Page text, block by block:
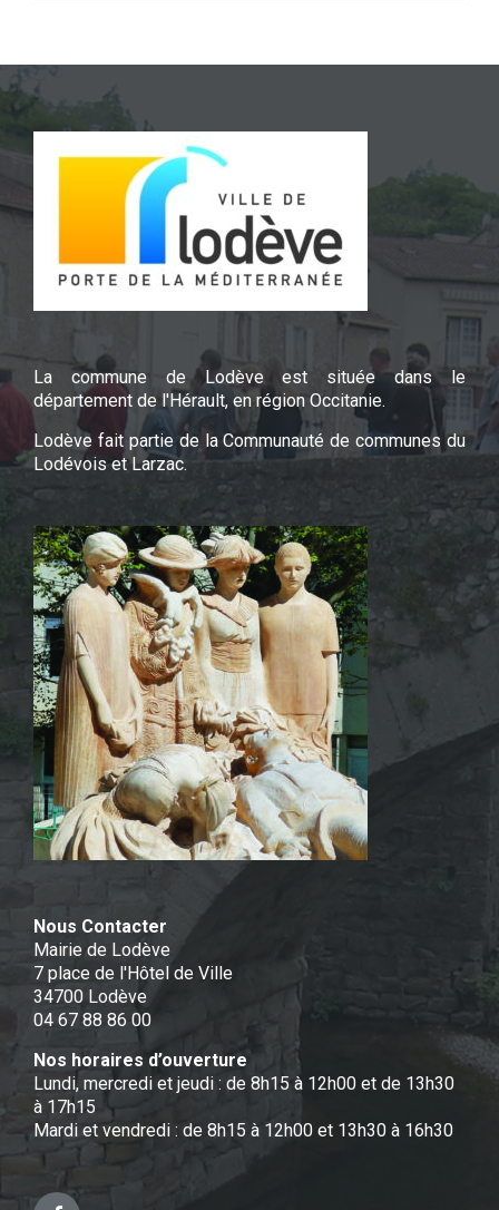
La commune de Lodève est située dans le
département de l'Hérault, en région Occitanie.
Lodève fait partie de la Communauté de communes du
Lodévois et Larzac.
Nous Contacter
Mairie de Lodève
7 place de l'Hôtel de Ville
34700 Lodève
04 67 88 86 00
Nos horaires d’ouverture
Lundi, mercredi et jeudi : de 8h15 à 12h00 et de 13h30
à 17h15
Mardi et vendredi : de 8h15 à 12h00 et 13h30 à 16h30